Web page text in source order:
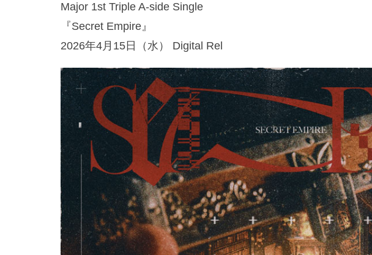
Major 1st Triple A-side Single
『Secret Empire』
2026年4月15日（水） Digital Rel